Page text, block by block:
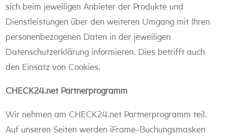
sich beim jeweiligen Anbieter der Produkte und
Dienstleistungen über den weiteren Umgang mit Ihren
personenbezogenen Daten in der jeweiligen
Datenschutzerklärung informieren. Dies betrifft auch
den Einsatz von Cookies.
CHECK24.net Partnerprogramm
Wir nehmen am CHECK24.net Partnerprogramm teil.
Auf unseren Seiten werden iFrame-Buchungsmasken